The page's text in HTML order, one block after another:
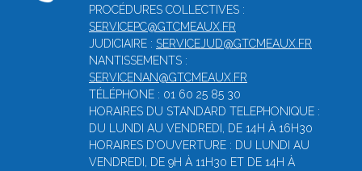
PROCÉDURES COLLECTIVES :
SERVICEPC@GTCMEAUX.FR
JUDICIAIRE : SERVICEJUD@GTCMEAUX.FR
NANTISSEMENTS :
SERVICENAN@GTCMEAUX.FR
TÉLÉPHONE : 01 60 25 85 30
HORAIRES DU STANDARD TELEPHONIQUE :
DU LUNDI AU VENDREDI, DE 14H À 16H30
HORAIRES D'OUVERTURE : DU LUNDI AU
VENDREDI, DE 9H À 11H30 ET DE 14H À